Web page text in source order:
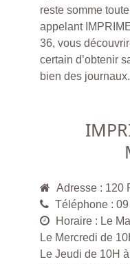
reste somme
appelant
36, vous
certain d’obtenir
bien des journaux.
Adresse : 120
Téléphone :
Horaire : Le
Le Mercredi de
Le Jeudi de 10H